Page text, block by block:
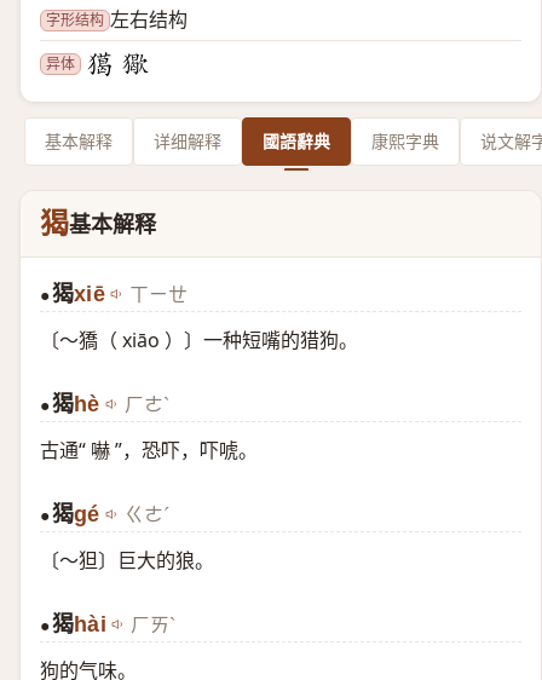
字形结构 左右结构
异体
基本解释 详细解释 國語辭典 康熙字典 说文解
猲基本解释
●猲xiē ㄒㄧㄝ
〔～獢（ xiāo ）〕一种短嘴的猎狗。
●猲hè ㄏㄜˋ
古通“ 嚇 ”，恐吓，吓唬。
●猲gé ㄍㄜˊ
〔～狚〕巨大的狼。
●猲hài ㄏㄞˋ
狗的气味。